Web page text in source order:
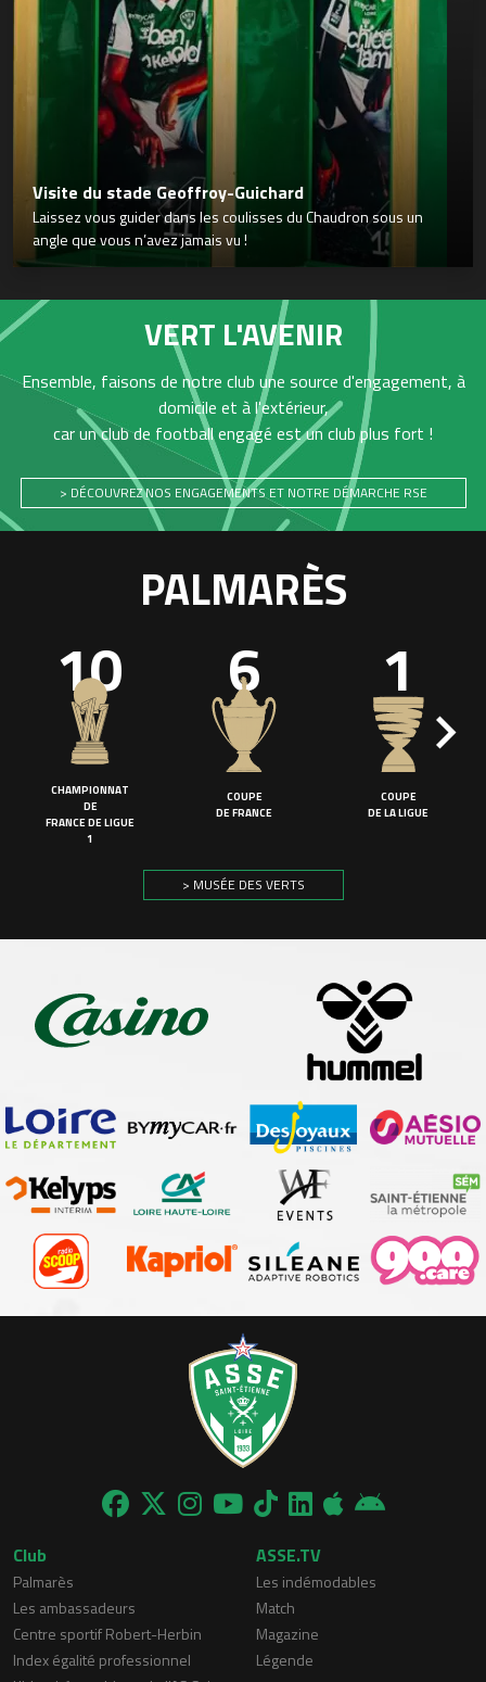
Visite du stade Geoffroy-Guichard
Laissez vous guider dans les coulisses du Chaudron sous un
angle que vous n’avez jamais vu !
VERT L'AVENIR
Ensemble, faisons de notre club une source d'engagement, à
domicile et à l'extérieur,
car un club de football engagé est un club plus fort !
> DÉCOUVREZ NOS ENGAGEMENTS ET NOTRE DÉMARCHE RSE
PALMARÈS
10
CHAMPIONNAT
DE
FRANCE DE LIGUE
1
6
COUPE
DE FRANCE
1
COUPE
DE LA LIGUE
> MUSÉE DES VERTS
Club
Palmarès
Les ambassadeurs
Centre sportif Robert-Herbin
Index égalité professionnel
ASSE.TV
Les indémodables
Match
Magazine
Légende